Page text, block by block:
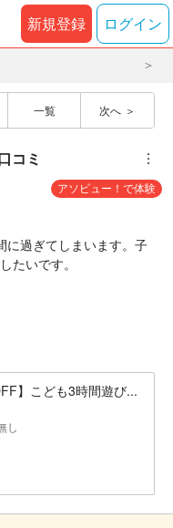
新規登録 ログイン
一覧 次へ
コミ ︙
アソビュー！で体験
に過ぎてしまいます。子
たいです。
】こども3時間遊び...
し